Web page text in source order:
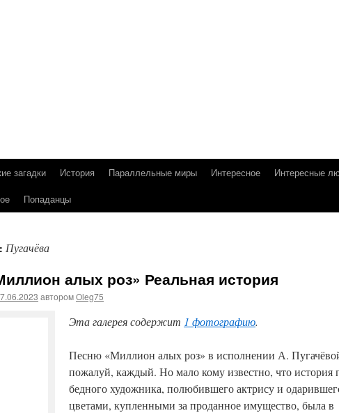
загадки История Параллельные миры Интересное Интересные
Попаданцы
Пугачёва
алых роз» Реальная история
авторомOleg75
Эта галерея содержит 1 фотографию.
Песню «Миллион алых роз» в исполнении А.
пожалуй, каждый. Но мало кому известно, что история
бедного художника, полюбившего актрису и
цветами, купленными за проданное имущество, была в